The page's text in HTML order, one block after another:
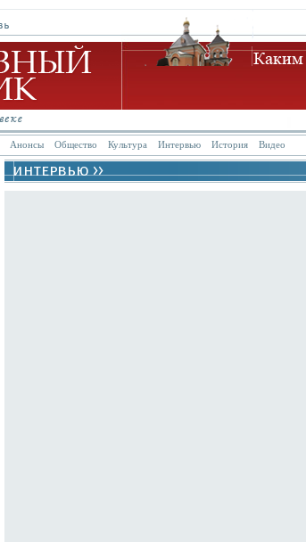
Анонсы Общество Культура Интервью История Видео